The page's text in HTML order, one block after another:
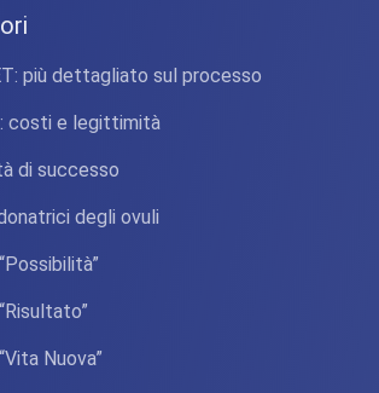
più dettagliato sul processo
costi e legittimità
di successo
degli ovuli
Nuova”